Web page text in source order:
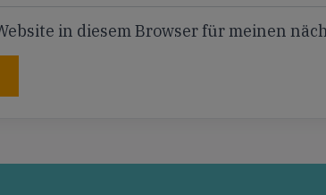
in diesem Browser für meinen